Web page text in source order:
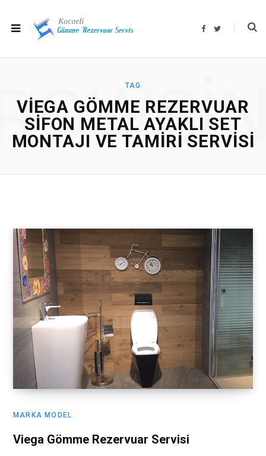
F
T
TAG
VIEGA GÖMME REZERVUAR
SIFON METAL AYAKLI SET
MONTAJI VE TAMIRI SERVISI
MARKA MODEL
Viega Gömme Rezervuar Servisi